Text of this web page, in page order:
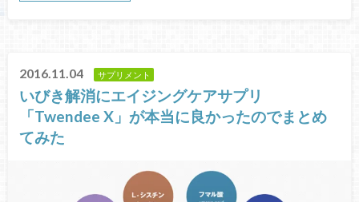
2016.11.04 サプリメント
いびき解消にエイジングケアサプリ
「Twendee X」が本当に良かったのでまとめ
てみた